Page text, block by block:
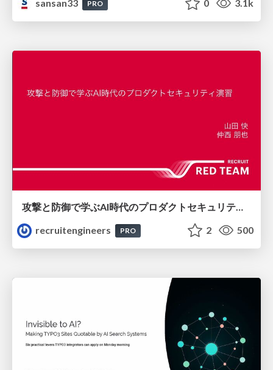
sansan33 PRO 0 3.1k
攻撃と防御で学ぶAI時代のプロダクトセキュリティ演習
recruitengineers
PRO 2 500